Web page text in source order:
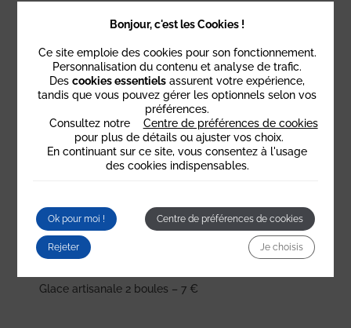
Plat du jour: 12 €
Plat du jour + Dessert du jour + Café : 16 €
PETITS +
***
Assiette 3 fromages – 12 €
***
Profiteroles maison – 9 €
Glace artisanale 2 boules – 7 €
Bonjour, c'est les Cookies !
Ce site emploie des cookies pour son fonctionnement.
Personnalisation du contenu et analyse de trafic.
Des cookies essentiels assurent votre expérience,
tandis que vous pouvez gérer les optionnels selon vos
préférences.
Consultez notre
Centre de préférences de cookies
pour plus de détails ou ajuster vos choix.
En continuant sur ce site, vous consentez à l'usage
des cookies indispensables.
Ok pour moi ! Centre de préférences de cookies
Rejeter Je choisis